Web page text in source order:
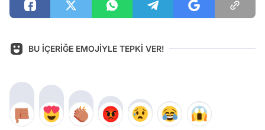
BU İÇERİĞE EMOJİYLE TEPKİ VER!